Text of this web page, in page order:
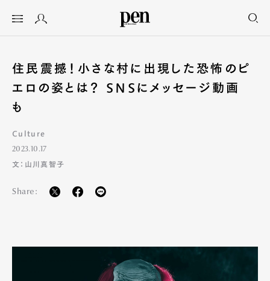
住民震撼！小さな村に出現した恐怖のピ
エロの姿とは？ SNSにメッセージ動画
も
Culture
2023.10.17
文：山川真智子
Share: